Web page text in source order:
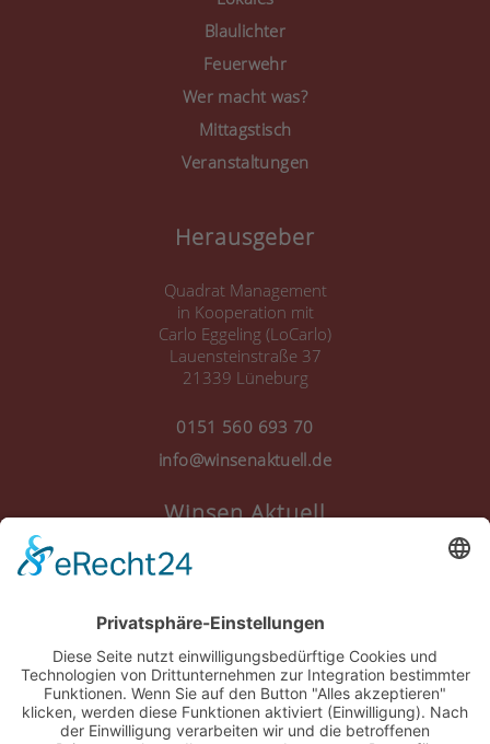
Blaulichter
Feuerwehr
Wer macht was?
Mittagstisch
Veranstaltungen
Herausgeber
Quadrat Management
in Kooperation mit
Carlo Eggeling (LoCarlo)
Lauensteinstraße 37
21339 Lüneburg
0151 560 693 70
info@winsenaktuell.de
Winsen Aktuell
Nutzungsbedingungen
Über Uns